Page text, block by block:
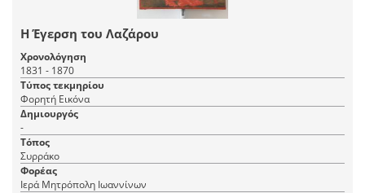
Η Έγερση του Λαζάρου
Χρονολόγηση
1831 - 1870
Τύπος τεκμηρίου
Φορητή Εικόνα
Δημιουργός
-
Τόπος
Συρράκο
Φορέας
Ιερά Μητρόπολη Ιωαννίνων